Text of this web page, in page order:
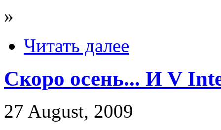
»
Читать далее
Скоро осень... И V
27 August, 2009